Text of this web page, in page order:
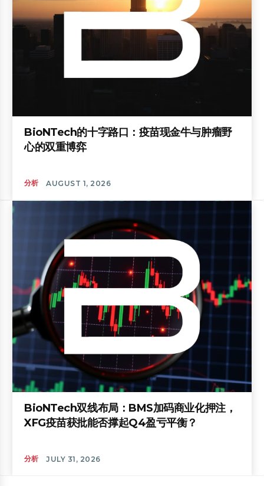
BioNTech的十字路口：疫苗现金牛与肿瘤野
心的双重博弈
分析 AUGUST 1, 2026
BioNTech双线布局：BMS加码商业化押注，
XFG疫苗获批能否撑起Q4盈亏平衡？
分析 JULY 31, 2026